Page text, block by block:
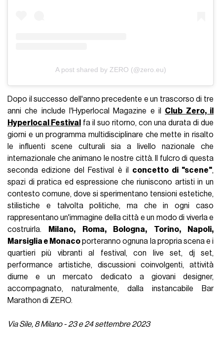
A post shared by ZERO (@zero.eu)
Dopo il successo dell'anno precedente e un trascorso di tre
anni che include l'Hyperlocal Magazine e il Club Zero, il
Hyperlocal Festival
fa il suo ritorno, con una durata di due
giorni e un programma multidisciplinare che mette in risalto
le influenti scene culturali sia a livello nazionale che
internazionale che animano le nostre città. Il fulcro di questa
seconda edizione del Festival è il concetto di "scene",
spazi di pratica ed espressione che riuniscono artisti in un
contesto comune, dove si sperimentano tensioni estetiche,
stilistiche e talvolta politiche, ma che in ogni caso
rappresentano un'immagine della città e un modo di viverla e
costruirla.
Milano, Roma, Bologna, Torino, Napoli,
Marsiglia e Monacoporteranno ognuna la propria scena e i
quartieri più vibranti al festival, con live set, dj set,
performance artistiche, discussioni coinvolgenti, attività
diurne e un mercato dedicato a giovani designer,
accompagnato, naturalmente, dalla instancabile Bar
Marathon di ZERO.
Via Sile, 8 Milano - 23 e 24 settembre 2023